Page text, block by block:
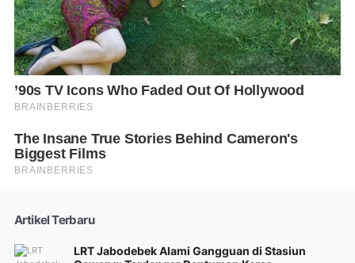
Artikel Terbaru
LRT Jabodebek Alami Gangguan di Stasiun